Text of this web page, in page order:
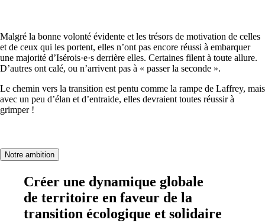
Malgré la bonne volonté évidente et les trésors de motivation de celles
et de ceux qui les portent, elles n’ont pas encore réussi à embarquer
une majorité d’Isérois·e·s derrière elles. Certaines filent à toute allure.
D’autres ont calé, ou n’arrivent pas à « passer la seconde ».
Le chemin vers la transition est pentu comme la rampe de Laffrey, mais
avec un peu d’élan et d’entraide, elles devraient toutes réussir à
grimper !
Notre ambition
Créer une dynamique globale
de territoire en faveur de la
transition écologique et solidaire